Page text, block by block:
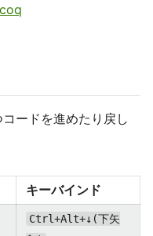
ードを進めたり戻し
キーバインド
Ctrl+Alt+↓(下矢